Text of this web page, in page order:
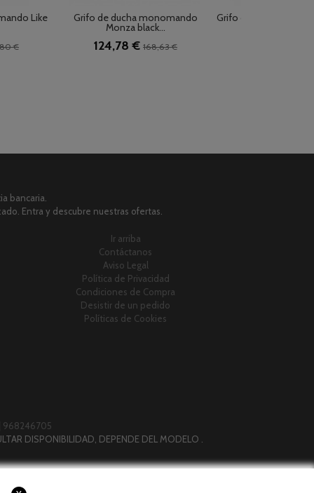
Like
€
Grifo de ducha monomando
Monza black...
124,78 € 168,63 €
Grifo de ducha
bancaria.
Entra y descubre nuestras ofertas.
Ir arriba
Contáctanos
Aviso Legal
Política de Privacidad
Condiciones de Compra
Desistir de un pedido
Políticas de Cookies
968246705
DISPONIBILIDAD, DEPENDE DEL MODELO .